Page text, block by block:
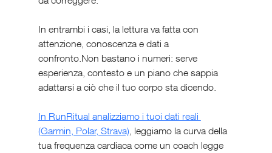
In entrambi i casi, la lettura va fatta con
attenzione, conoscenza e dati a
confronto.Non bastano i numeri: serve
esperienza, contesto e un piano che sappia
adattarsi a ciò che il tuo corpo sta dicendo.
In RunRitual analizziamo i tuoi dati reali
(Garmin, Polar, Strava), leggiamo la curva della
tua frequenza cardiaca come un coach legge